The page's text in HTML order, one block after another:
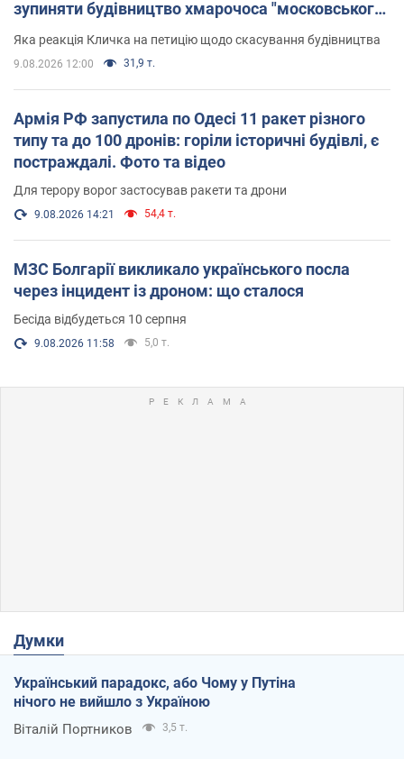
зупиняти будівництво хмарочоса "московського
вірянина"
Яка реакція Кличка на петицію щодо скасування будівництва
9.08.2026 12:00 31,9 т.
Армія РФ запустила по Одесі 11 ракет різного
типу та до 100 дронів: горіли історичні будівлі, є
постраждалі. Фото та відео
Для терору ворог застосував ракети та дрони
9.08.2026 14:21 54,4 т.
МЗС Болгарії викликало українського посла
через інцидент із дроном: що сталося
Бесіда відбудеться 10 серпня
9.08.2026 11:58 5,0 т.
Думки
Український парадокс, або Чому у Путіна
нічого не вийшло з Україною
Віталій Портников 3,5 т.